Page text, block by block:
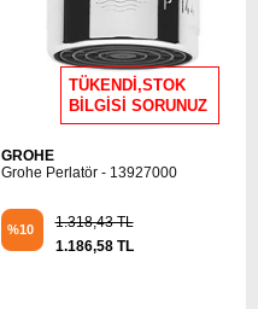
TÜKENDİ,STOK
BİLGİSİ SORUNUZ
GROHE
Grohe Perlatör - 13927000
%10
1.318,43 TL
1.186,58 TL